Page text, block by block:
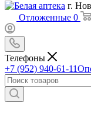
г.
Отложенные 0
Телефоны
+7 (952) 940-61-11